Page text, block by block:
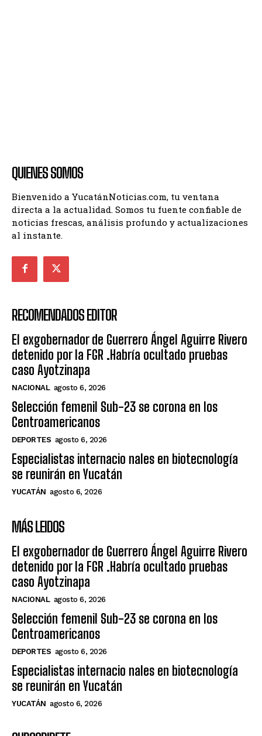
QUIENES SOMOS
Bienvenido a YucatánNoticias.com, tu ventana
directa a la actualidad. Somos tu fuente confiable de
noticias frescas, análisis profundo y actualizaciones
al instante.
RECOMENDADOS EDITOR
El exgobernador de Guerrero Ángel Aguirre Rivero
detenido por la FGR .Habría ocultado pruebas
caso Ayotzinapa
NACIONAL agosto 6, 2026
Selección femenil Sub-23 se corona en los
Centroamericanos
DEPORTES agosto 6, 2026
Especialistas internacio nales en biotecnología
se reunirán en Yucatán
YUCATÁN agosto 6, 2026
MÁS LEIDOS
El exgobernador de Guerrero Ángel Aguirre Rivero
detenido por la FGR .Habría ocultado pruebas
caso Ayotzinapa
NACIONAL agosto 6, 2026
Selección femenil Sub-23 se corona en los
Centroamericanos
DEPORTES agosto 6, 2026
Especialistas internacio nales en biotecnología
se reunirán en Yucatán
YUCATÁN agosto 6, 2026